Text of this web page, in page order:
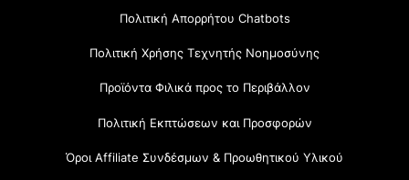
Πολιτική Απορρήτου Chatbots
Πολιτική Χρήσης Τεχνητής Νοημοσύνης
Προϊόντα Φιλικά προς το Περιβάλλον
Πολιτική Εκπτώσεων και Προσφορών
Όροι Affiliate Συνδέσμων & Προωθητικού Υλικού